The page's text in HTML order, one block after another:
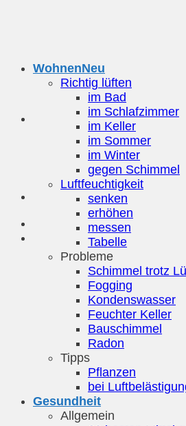
Wohnen
Richtig lüften
im Bad
im Schlafzimmer
im Keller
im Sommer
im Winter
gegen Schimmel
Luftfeuchtigkeit
senken
erhöhen
messen
Tabelle
Probleme
Schimmel trotz
Fogging
Kondenswasser
Feuchter Keller
Bauschimmel
Radon
Tipps
Pflanzen
bei
Gesundheit
Allgemein